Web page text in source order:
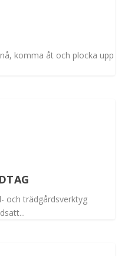
komma åt och plocka upp
och trädgårdsverktyg